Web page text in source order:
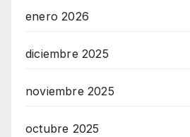
enero 2026
diciembre 2025
noviembre 2025
octubre 2025